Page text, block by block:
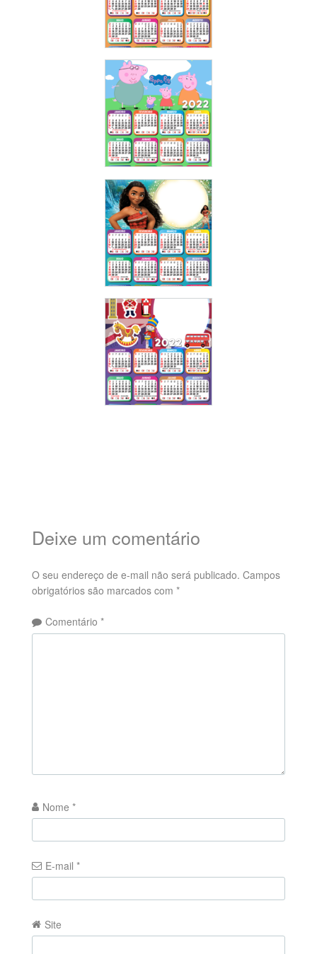
Deixe um comentário
O seu endereço de e-mail não será publicado. Campos
obrigatórios são marcados com *
Comentário *
Nome *
E-mail *
Site